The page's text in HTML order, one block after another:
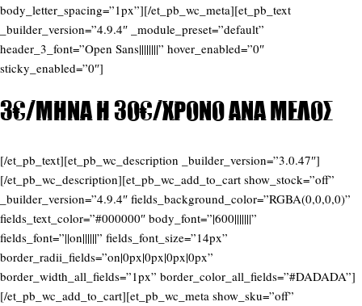
body_letter_spacing=”1px”][/et_pb_wc_meta][et_pb_text
_builder_version=”4.9.4″ _module_preset=”default”
header_3_font=”Open Sans||||||||” hover_enabled=”0″
sticky_enabled=”0″]
3€/μήνα ή 30€/χρόνο ανά μέλος
[/et_pb_text][et_pb_wc_description _builder_version=”3.0.47″]
[/et_pb_wc_description][et_pb_wc_add_to_cart show_stock=”off”
_builder_version=”4.9.4″ fields_background_color=”RGBA(0,0,0,0)”
fields_text_color=”#000000″ body_font=”|600|||||||”
fields_font=”||on||||||” fields_font_size=”14px”
border_radii_fields=”on|0px|0px|0px|0px”
border_width_all_fields=”1px” border_color_all_fields=”#DADADA”]
[/et_pb_wc_add_to_cart][et_pb_wc_meta show_sku=”off”